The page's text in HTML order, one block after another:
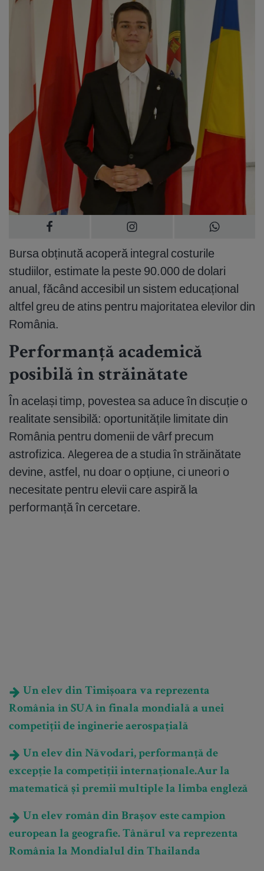
Bursa obținută acoperă integral costurile
studiilor, estimate la peste 90.000 de dolari
anual, făcând accesibil un sistem educațional
altfel greu de atins pentru majoritatea elevilor din
România.
Performanță academică
posibilă în străinătate
În același timp, povestea sa aduce în discuție o
realitate sensibilă: oportunitățile limitate din
România pentru domenii de vârf precum
astrofizica. Alegerea de a studia în străinătate
devine, astfel, nu doar o opțiune, ci uneori o
necesitate pentru elevii care aspiră la
performanță în cercetare.
Un elev din Timișoara va reprezenta
România în SUA în finala mondială a unei
competiții de inginerie aerospațială
Un elev din Năvodari, performanță de
excepție la competiții internaționale.Aur la
matematică și premii multiple la limba engleză
Un elev român din Brașov este campion
european la geografie. Tânărul va reprezenta
România la Mondialul din Thailanda